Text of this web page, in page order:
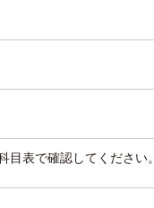
表で確認してください。